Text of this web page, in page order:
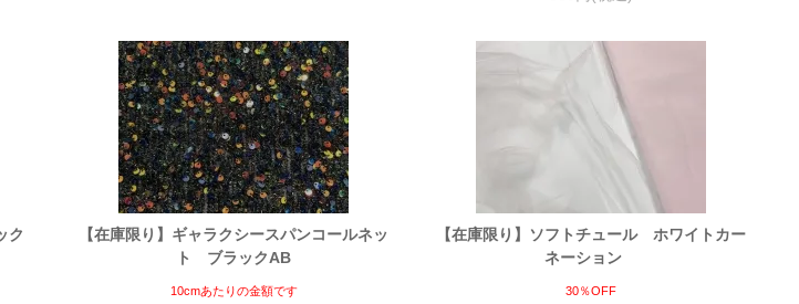
ク
【在庫限り】ギャラクシースパンコールネッ
ト ブラックAB
10cmあたりの金額です
【在庫限り】ソフトチュール ホワイトカー
ネーション
30％OFF